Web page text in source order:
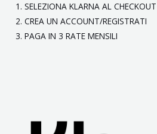
SELEZIONA KLARNA AL CHECKOUT
CREA UN ACCOUNT/REGISTRATI
PAGA IN 3 RATE MENSILI